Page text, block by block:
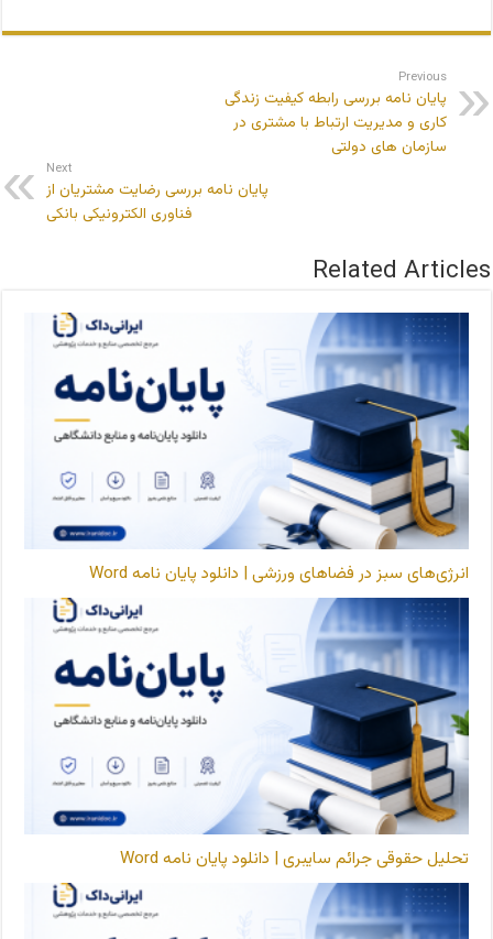
Previous
پایان نامه بررسی رابطه کیفیت زندگی
کاری و مدیریت ارتباط با مشتری در
سازمان های دولتی
Next
پایان نامه بررسی رضایت مشتریان از
فناوری الکترونیکی بانکی
Related Articles
انرژی‌های سبز در فضاهای ورزشی | دانلود پایان نامه Word
تحلیل حقوقی جرائم سایبری | دانلود پایان نامه Word